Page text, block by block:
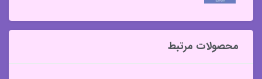
محصولات مرتبط